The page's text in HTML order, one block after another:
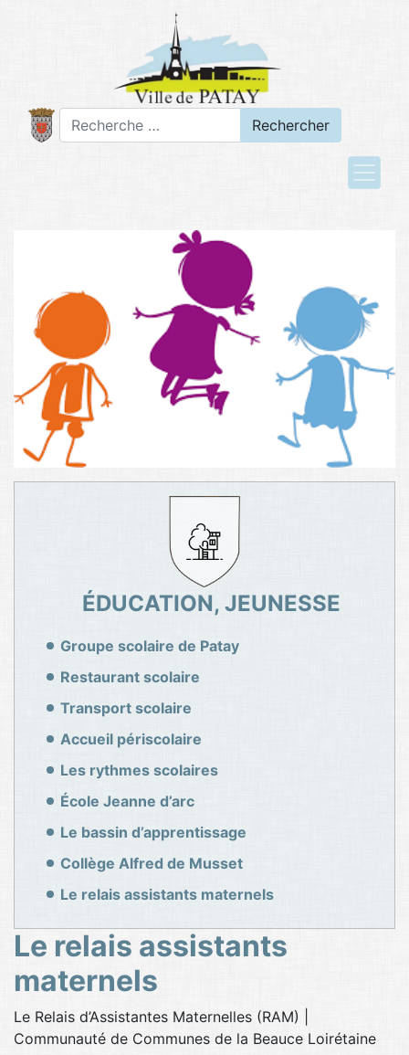
Rechercher
ÉDUCATION, JEUNESSE
Groupe scolaire de Patay
Restaurant scolaire
Transport scolaire
Accueil périscolaire
Les rythmes scolaires
École Jeanne d’arc
Le bassin d’apprentissage
Collège Alfred de Musset
Le relais assistants maternels
Le relais assistants
maternels
Le Relais d’Assistantes Maternelles (RAM) |
Communauté de Communes de la Beauce Loirétaine